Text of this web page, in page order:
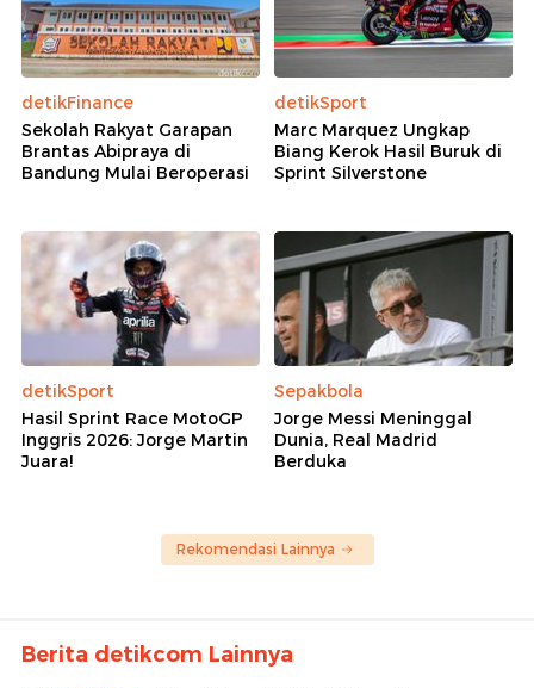
detikFinance
Sekolah Rakyat Garapan
Brantas Abipraya di
Bandung Mulai Beroperasi
detikSport
Marc Marquez Ungkap
Biang Kerok Hasil Buruk di
Sprint Silverstone
detikSport
Hasil Sprint Race MotoGP
Inggris 2026: Jorge Martin
Juara!
Sepakbola
Jorge Messi Meninggal
Dunia, Real Madrid
Berduka
Rekomendasi Lainnya
Berita detikcom Lainnya